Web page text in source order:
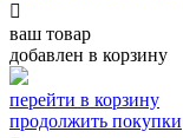

ваш товар
добавлен в корзину
перейти в корзину
продолжить покупки